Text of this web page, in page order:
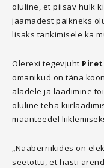
oluline, et piisav hulk
jaamadest paikneks
lisaks tankimisele ka
Olerexi tegevjuht
omanikud on täna
aladele ja laadimine
oluline teha
maanteedel
„Naaberriikides on
seetõttu, et hästi